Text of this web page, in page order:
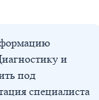
и
под
специалиста